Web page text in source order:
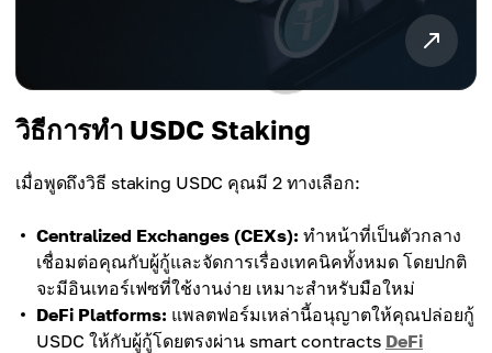
วิธีการทำ USDC Staking
เมื่อพูดถึงวิธี staking USDC คุณมี 2 ทางเลือก:
Centralized Exchanges (CEXs): ทำหน้าที่เป็นตัวกลาง
เชื่อมต่อคุณกับผู้กู้และจัดการเรื่องเทคนิคทั้งหมด โดยปกติ
จะมีอินเทอร์เฟซที่ใช้งานง่าย เหมาะสำหรับมือใหม่
DeFi Platforms: แพลตฟอร์มเหล่านี้อนุญาตให้คุณปล่อยกู้
USDC ให้กับผู้กู้โดยตรงผ่าน smart contracts DeFi